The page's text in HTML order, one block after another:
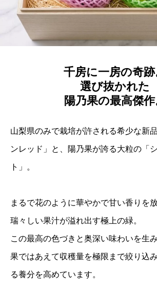
千房に一房の奇跡
選び抜かれた
陽乃果の最高傑作
山梨県のみで栽培が許される希少な新
ンレッド」と、陽乃果が誇る大粒の「
ト」。
まるで花のように華やかで甘い香りを
瑞々しい果汁が溢れ出す極上の緑。
この最高の色づきと奥深い味わいを生
果ではあえて収穫量を極限まで絞り込
る養分を高めています。